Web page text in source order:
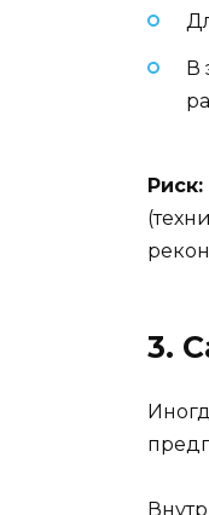
В
Риск:
3.